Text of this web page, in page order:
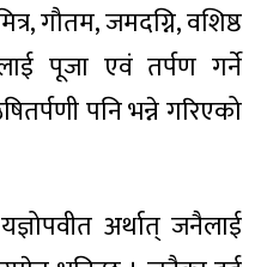
गौतम, जमदग्नि, वशिष्ठ
पूजा एवं तर्पण गर्ने
पनि भन्ने गरिएको
अर्थात् जनैलाई